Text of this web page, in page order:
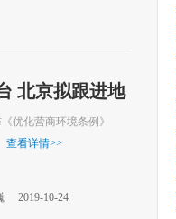
北京拟跟进地
优化营商环境条例》
查看详情>>
2019-10-24